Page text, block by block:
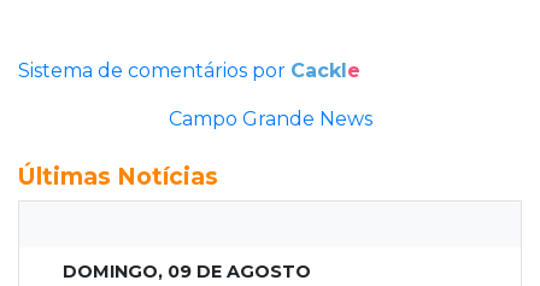
Sistema de comentários por Cackle
Campo Grande News
Últimas Notícias
DOMINGO, 09 DE AGOSTO